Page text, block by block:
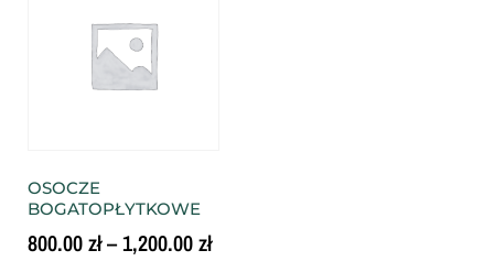
OSOCZE
BOGATOPŁYTKOWE
800.00zł–1,200.00zł